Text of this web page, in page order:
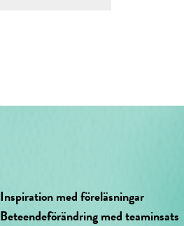
Inspiration med föreläsningar
Beteendeförändring med teaminsats